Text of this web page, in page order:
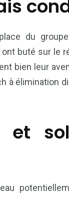
du
buté sur le
bien leur
à élimination
et